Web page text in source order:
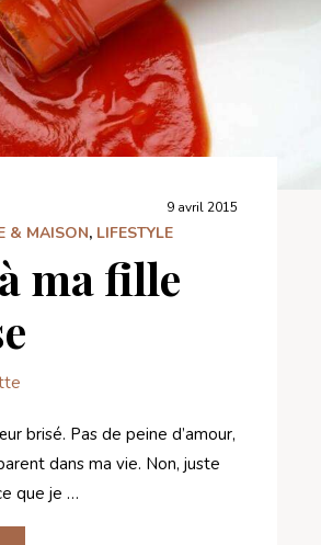
9 avril 2015
& MAISON, LIFESTYLE
ma fille
brisé. Pas de peine d’amour,
dans ma vie. Non, juste
que je …